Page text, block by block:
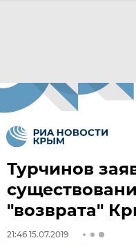
Турчинов
"возврата"
21:46 15.07.2019